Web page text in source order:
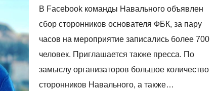
В Facebook команды Навального объявлен
сбор сторонников основателя ФБК, за пару
часов на мероприятие записались более 700
человек. Приглашается также пресса. По
замыслу организаторов большое количество
сторонников Навального, а также…